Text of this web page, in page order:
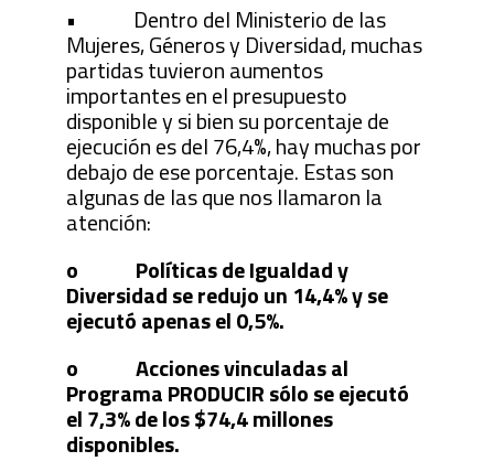
• Dentro del Ministerio de las
Mujeres, Géneros y Diversidad, muchas
partidas tuvieron aumentos
importantes en el presupuesto
disponible y si bien su porcentaje de
ejecución es del 76,4%, hay muchas por
debajo de ese porcentaje. Estas son
algunas de las que nos llamaron la
atención:
o Políticas de Igualdad y
Diversidad se redujo un 14,4% y se
ejecutó apenas el 0,5%.
o Acciones vinculadas al
Programa PRODUCIR sólo se ejecutó
el 7,3% de los $74,4 millones
disponibles.